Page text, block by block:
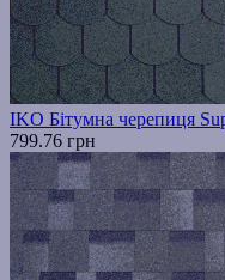
IKO Бітумна черепиця
799.76 грн